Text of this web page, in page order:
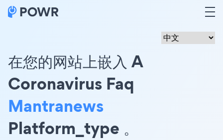
在您的网站上嵌入 A
Coronavirus Faq
Mantranews
Platform_type 。